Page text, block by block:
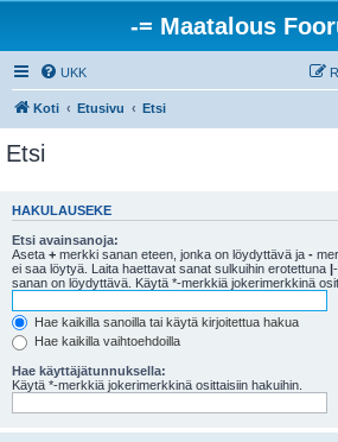
-= Maatalous
UKK
Koti Etusivu Etsi
Etsi
HAKULAUSEKE
Etsi avainsanoja:
Aseta + merkki sanan eteen, jonka on löydyttävä ja -
ei saa löytyä. Laita haettavat sanat sulkuihin erotettuna |
sanan on löydyttävä. Käytä *-merkkiä jokerimerkkinä
Hae kaikilla sanoilla tai käytä kirjoitettua hakua
Hae kaikilla vaihtoehdoilla
Hae käyttäjätunnuksella:
Käytä *-merkkiä jokerimerkkinä osittaisiin hakuihin.